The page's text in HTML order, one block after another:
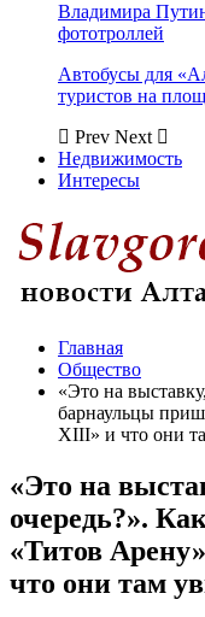
Владимира
фототроллей
Автобусы для
туристов на
Prev Next
Недвижимость
Интересы
Главная
Общество
«Это на
барнаульцы
XIII» и что они
«Это на
очередь?».
«Титов
что они там